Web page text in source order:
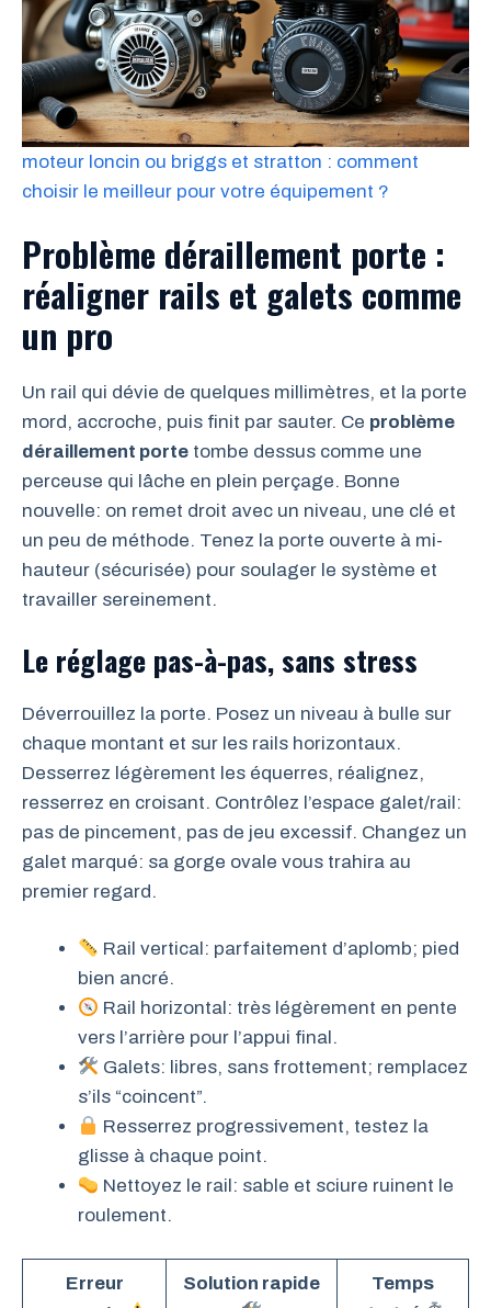
moteur loncin ou briggs et stratton : comment
choisir le meilleur pour votre équipement ?
Problème déraillement porte :
réaligner rails et galets comme
un pro
Un rail qui dévie de quelques millimètres, et la porte
mord, accroche, puis finit par sauter. Ce problème
déraillement porte tombe dessus comme une
perceuse qui lâche en plein perçage. Bonne
nouvelle: on remet droit avec un niveau, une clé et
un peu de méthode. Tenez la porte ouverte à mi-
hauteur (sécurisée) pour soulager le système et
travailler sereinement.
Le réglage pas-à-pas, sans stress
Déverrouillez la porte. Posez un niveau à bulle sur
chaque montant et sur les rails horizontaux.
Desserrez légèrement les équerres, réalignez,
resserrez en croisant. Contrôlez l’espace galet/rail:
pas de pincement, pas de jeu excessif. Changez un
galet marqué: sa gorge ovale vous trahira au
premier regard.
Rail vertical: parfaitement d’aplomb; pied
bien ancré.
Rail horizontal: très légèrement en pente
vers l’arrière pour l’appui final.
Galets: libres, sans frottement; remplacez
s’ils “coincent”.
Resserrez progressivement, testez la
glisse à chaque point.
Nettoyez le rail: sable et sciure ruinent le
roulement.
Erreur
Solution rapide
Temps